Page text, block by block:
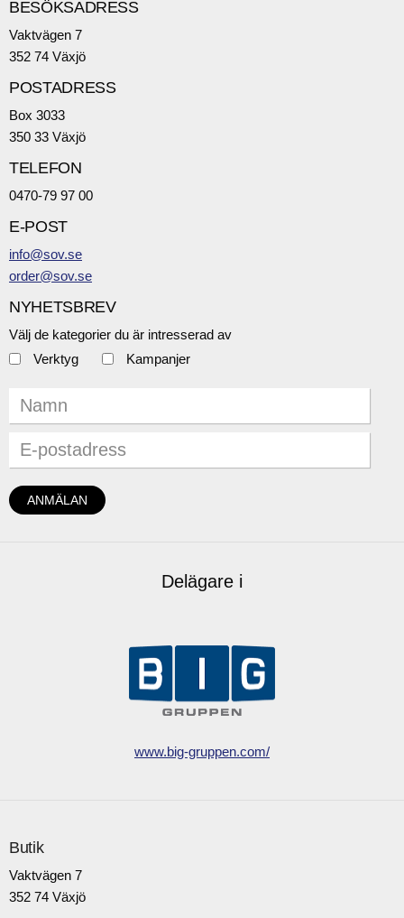
BESÖKSADRESS
Vaktvägen 7
352 74 Växjö
POSTADRESS
Box 3033
350 33 Växjö
TELEFON
0470-79 97 00
E-POST
info@sov.se
order@sov.se
NYHETSBREV
Välj de kategorier du är intresserad av
Verktyg
Kampanjer
Delägare i
www.big-gruppen.com/
Butik
Vaktvägen 7
352 74 Växjö